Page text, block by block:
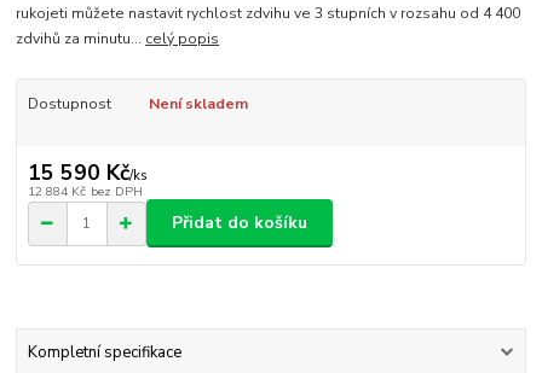
rukojeti můžete nastavit rychlost zdvihu ve 3 stupních v rozsahu od 4 400
zdvihů za minutu... celý popis
Dostupnost Není skladem
15 590 Kč/ks
12 884 Kč bez DPH
Přidat do košíku
Kompletní specifikace